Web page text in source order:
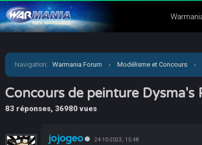
Navigation: Warmania Forum › Modélisme et Concours ›
Concours de peinture Dysma's
83 réponses, 36980 vues
jojogeo 24-10-2023, 15:48